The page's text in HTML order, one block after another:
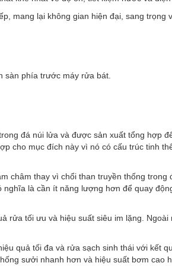
mang lại không gian hiện đại, sang trọng
sàn phía trước máy rửa bát.
đá núi lửa và được sản xuất tổng hợp
cho mục đích này vì nó có cấu trúc tinh
châm thay vì chổi than truyền thống
là cần ít năng lượng hơn để quay
tối ưu và hiệu suất siêu im lặng.
quả tối đa và rửa sạch sinh thái với kết
sưởi nhanh hơn và hiệu suất bơm cao